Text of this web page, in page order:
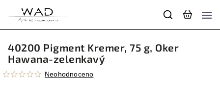
40200 Pigment Kremer, 75 g, Oker
Hawana-zelenkavý
Neohodnoceno